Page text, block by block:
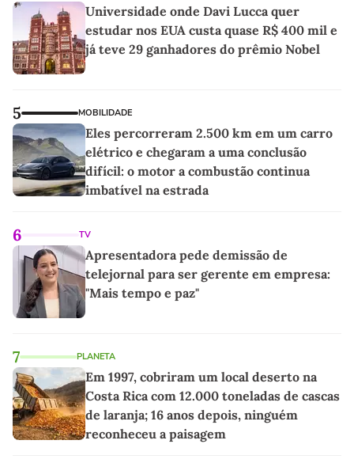
Universidade onde Davi Lucca quer
estudar nos EUA custa quase R$ 400 mil e
já teve 29 ganhadores do prêmio Nobel
5 MOBILIDADE
Eles percorreram 2.500 km em um carro
elétrico e chegaram a uma conclusão
difícil: o motor a combustão continua
imbatível na estrada
6 TV
Apresentadora pede demissão de
telejornal para ser gerente em empresa:
"Mais tempo e paz"
7 PLANETA
Em 1997, cobriram um local deserto na
Costa Rica com 12.000 toneladas de cascas
de laranja; 16 anos depois, ninguém
reconheceu a paisagem